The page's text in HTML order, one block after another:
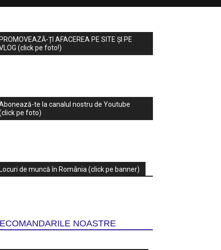
ȚI AFACEREA PE SITE ȘI PE
(click pe foto!)
te la canalul nostru de Youtube
pe foto)
de muncă în România (click pe banner)
NOASTRE